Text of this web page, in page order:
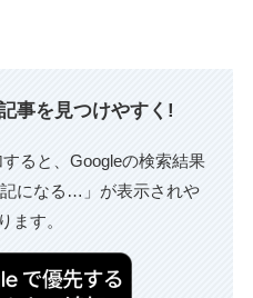
事を見つけやすく!
ると、Googleの検索結果
になる…」が表示されや
ます。